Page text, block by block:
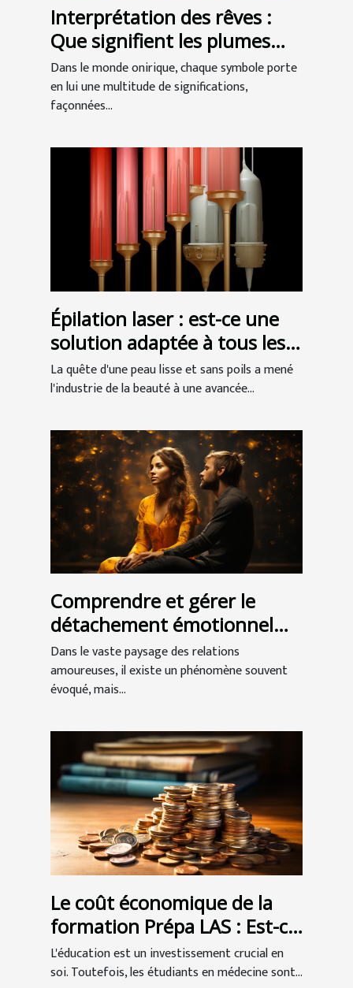
Interprétation des rêves :
Que signifient les plumes
dans nos songes ?
Dans le monde onirique, chaque symbole porte
en lui une multitude de significations,
façonnées...
Épilation laser : est-ce une
solution adaptée à tous les
types de peau ?
La quête d'une peau lisse et sans poils a mené
l'industrie de la beauté à une avancée...
Comprendre et gérer le
détachement émotionnel
dans les relations
amoureuses
Dans le vaste paysage des relations
amoureuses, il existe un phénomène souvent
évoqué, mais...
Le coût économique de la
formation Prépa LAS : Est-ce
un bon investissement pour
les étudiants en médecine ?
L'éducation est un investissement crucial en
soi. Toutefois, les étudiants en médecine sont...